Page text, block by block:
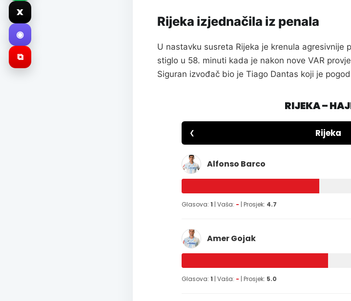
X
◉
⧉
Rijeka izjednačila iz penala
U nastavku susreta Rijeka je krenula agresivnije
stiglo u 58. minuti kada je nakon nove VAR
Siguran izvođač bio je Tiago Dantas koji je
RIJEKA –
❮ Rijeka
Alfonso Barco
Glasova: 1 | Vaša: - | Prosjek: 4.7
Amer Gojak
Glasova: 1 | Vaša: - | Prosjek: 5.0